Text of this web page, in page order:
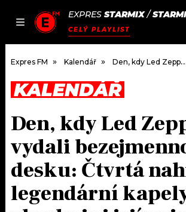
JAK
EXPRES STARMIX/
CELÝ PLAYLIST
DOMŮ
ČLÁNKY
AKTUÁLNĚ
HUDBA
PODCASTY
JAK NALADIT
Expres FM Kalendář Den, kdy Led Zeppelin vydali bezejmennou desku: Čtvrtá nahrávka legendární kapely obsahuje i její největší hit
KALENDÁŘ
Den, kdy Led
vydali
desku: Čtvrtá
legendární